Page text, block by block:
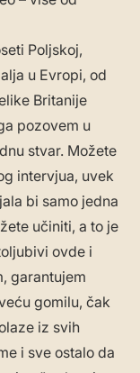
Poljskoj,
u Evropi, od
Britanije
pozovem u
stvar. Možete
intervjua, uvek
bi samo jedna
učiniti, a to je
ovde i
garantujem
gomilu, čak
iz svih
i sve ostalo da